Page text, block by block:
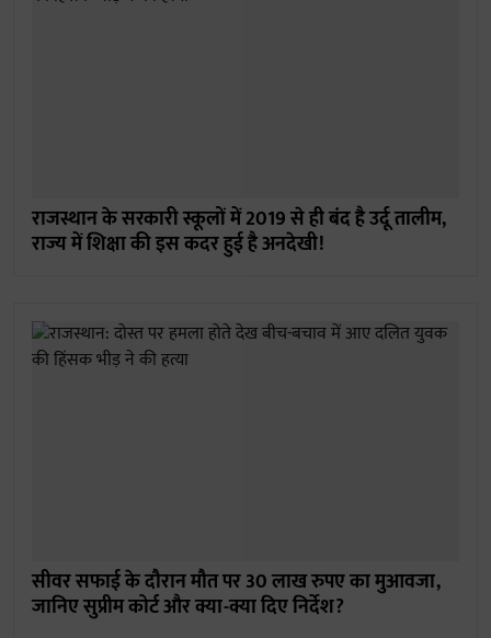
राजस्थान के सरकारी स्कूलों में 2019 से ही बंद है उर्दू तालीम,
राज्य में शिक्षा की इस कदर हुई है अनदेखी!
सीवर सफाई के दौरान मौत पर 30 लाख रुपए का मुआवजा,
जानिए सुप्रीम कोर्ट और क्या-क्या दिए निर्देश?